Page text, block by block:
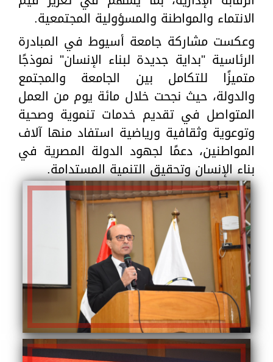
الانتماء والمواطنة والمسؤولية المجتمعية.
وعكست مشاركة جامعة أسيوط في المبادرة
الرئاسية "بداية جديدة لبناء الإنسان" نموذجًا
متميزًا للتكامل بين الجامعة والمجتمع
والدولة، حيث نجحت خلال مائة يوم من العمل
المتواصل في تقديم خدمات تنموية وصحية
وتوعوية وثقافية ورياضية استفاد منها آلاف
المواطنين، دعمًا لجهود الدولة المصرية في
بناء الإنسان وتحقيق التنمية المستدامة.